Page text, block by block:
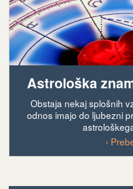
Astrološka
Obstaja nekaj splošnih
odnos imajo do ljubezni
›